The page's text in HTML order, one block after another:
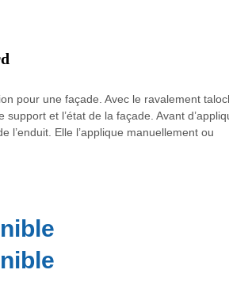
pour une façade. Avec le ravalement
et l’état de la façade. Avant
l’enduit. Elle l’applique manuellement ou